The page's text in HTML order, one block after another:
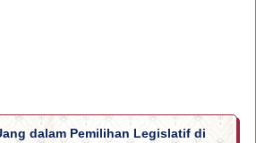
dalam Pemilihan Legislatif di